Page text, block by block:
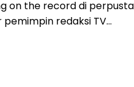
on the record di
pemimpin redaksi TV…